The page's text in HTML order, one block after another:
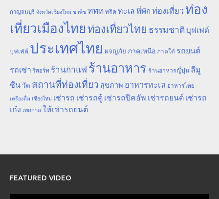
กาญจนบุรี จังหวัดเชียงใหม่ ชาพีช ททท ทริค ทะเล ที่พัก ท่องเที่ยวท่อง
เที่ยวเมืองไทยท่องเที่ยวไทย ธรรมชาติ บุฟเฟต์
บุฟเฟ่ต์ ประเทศไทย ผจญภัย ภาคเหนือ ภาคใต้ รถยนต์
รถเช่า รีสอร์ท ร้านกาแฟ ร้านอาหาร ร้านอาหารญี่ปุ่น ลีมู
ซีน วัด สถานที่ท่องเที่ยว สุขภาพ อาหารทะเล อาหารไทย
เครื่องดื่ม เชียงใหม่ เช่ารถ เช่ารถตู้ เช่ารถปิคอัพ เช่ารถยนต์ เช่ารถ
เก๋ง เทศกาล ให้เช่ารถยนต์
FEATURED VIDEO